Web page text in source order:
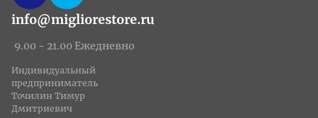
info@migliorestore.ru
9.00 - 21.00 Ежедневно
Индивидуальный
предприниматель
Точилин Тимур
Дмитриевич